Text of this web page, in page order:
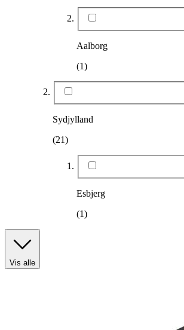
Aalborg
(1)
Sydjylland
(21)
Esbjerg
(1)
Vis alle